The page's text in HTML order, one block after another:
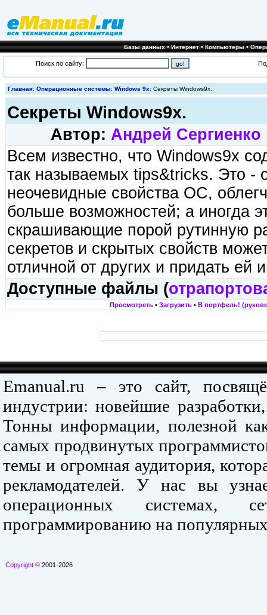
Базы данных•Интернет•Компьютеры•
Поиск по сайту:
Главная: Операционные системы: Windows 9x: Секреты Windows9x.
Секреты Windows9x.
Автор: Андрей Сергиенко
Всем известно, что Windows9x
так называемых tips&tricks. Это -
неочевидные свойства ОС,
больше возможностей; а иногда
скрашивающие порой рутинную
секретов и скрытых свойств
отличной от других и придать ей
Доступные файлы (
Просмотреть • Загрузить • В портфель!
Emanual.ru – это сайт,
индустрии: новейшие
Тонны информации, полезной
самых продвинутых
темы и огромная аудитория,
рекламодателей. У нас вы
операционных системах,
программированию на
Copyright © 2001-2026